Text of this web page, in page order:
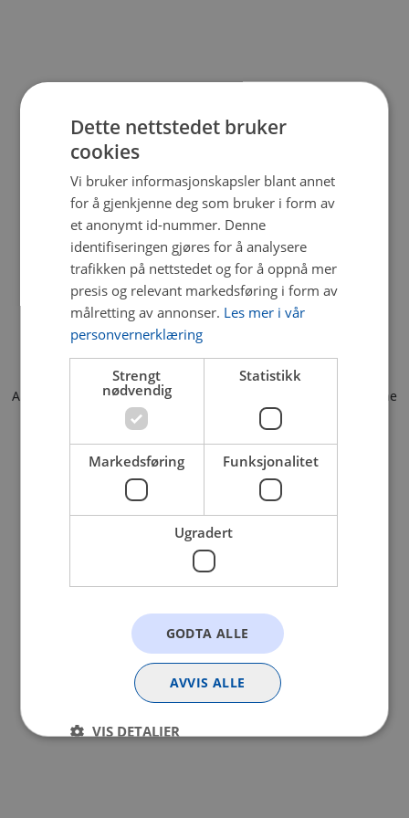
Application error: a client-side exception has occurred (see the
browser console for more information).
Dette nettstedet bruker
cookies
Vi bruker informasjonskapsler blant annet
for å gjenkjenne deg som bruker i form av
et anonymt id-nummer. Denne
identifiseringen gjøres for å analysere
trafikken på nettstedet og for å oppnå mer
presis og relevant markedsføring i form av
målretting av annonser. Les mer i vår
personvernerklæring
Strengt
nødvendig
Statistikk
Markedsføring Funksjonalitet
Ugradert
GODTA ALLE
AVVIS ALLE
VIS DETALJER